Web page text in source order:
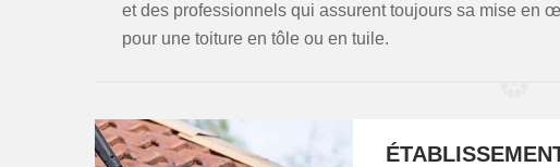
et des professionnels qui assurent toujours sa mise en
pour une toiture en tôle ou en tuile.